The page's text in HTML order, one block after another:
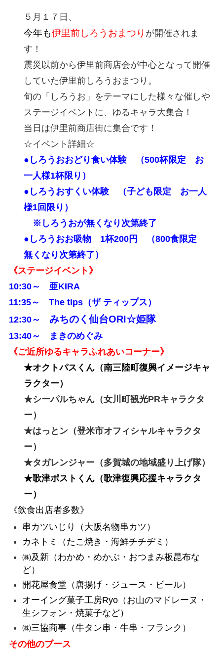
５月１７日、
今年も伊里前しろうおまつり が開催されま
す！
震災以前から伊里前商店会が中心となって開催
していた伊里前しろうおまつり。
旬の「しろうお」をテーマにした様々な催しや
ステージイベントに、ゆるキャラ大集合！
当日は伊里前商店街に集合です！
☆イベント詳細☆
●しろうおおどり食い体験 （500杯限定 お
一人様1杯限り）
●しろうおすくい体験 （子ども限定 お一人
様1回限り）
※しろうおが無くなり次第終了
●しろうおお吸物 1杯200円 （800食限定
無くなり次第終了）
《ステージイベント》
10:30～ 亜KIRA
11:35～ The tips（ザ ティップス）
12:30～ みちのく仙台ORI☆姫隊
13:40～
まきのめぐみ
《ご近所ゆるキャラふれあいコーナー》
★オクトパスくん（南三陸町復興イメージキャ
ラクター）
★シーパルちゃん（女川町観光PRキャラクタ
ー）
★はっとン（登米市オフィシャルキャラクタ
ー）
★タガレンジャー（多賀城の地域盛り上げ隊）
★歌津ポストくん（歌津復興応援キャラクタ
ー）
《飲食出店者多数》
串カツいじり（大阪名物串カツ）
カネトミ（たこ焼き・海鮮チチヂミ）
㈱及新（わかめ・めかぶ・おつまみ板昆布な
ど）
開花屋食堂（唐揚げ・ジュース・ビール）
オーイング菓子工房Ryo（お山のマドレーヌ・
生シフォン・焼菓子など）
㈱三協商事（牛タン串・牛串・フランク）
その他のブース